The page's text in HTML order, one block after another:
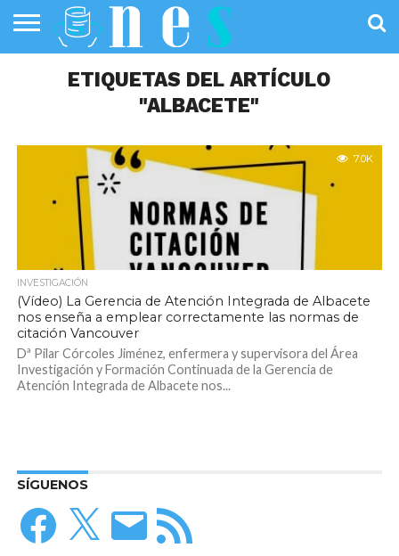
PÚBLICA
SANIDAD
INVESTIGACIÓN
ENTREVISTAS
PROFESIONALES
DE LA SALUD
INFOGRAFÍAS
DE SALUD
OPINIÓNETIQUETAS DEL ARTÍCULO
"ALBACETE"
7.0K
INVESTIGACIÓN
(Vídeo) La Gerencia de Atención Integrada de Albacete
nos enseña a emplear correctamente las normas de
citación Vancouver
Dª Pilar Córcoles Jiménez, enfermera y supervisora del Área
Investigación y Formación Continuada de la Gerencia de
Atención Integrada de Albacete nos...
SÍGUENOS
Facebook
X
Correo
electrónico
Feed
RSS